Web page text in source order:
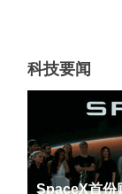
科技要闻
SpaceX首份